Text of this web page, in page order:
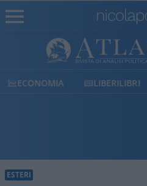
ECONOMIA LIBERILIBRI
ESTERI